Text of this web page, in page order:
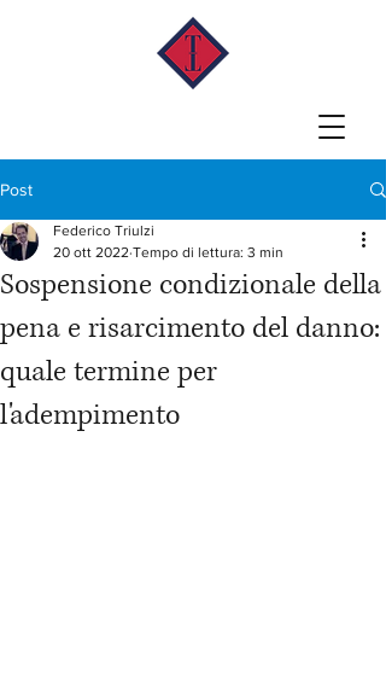
Post
Sospensione condizionale della
pena e risarcimento del danno:
quale termine per
l'adempimento
Federico Triulzi
20 ott 2022 Tempo di lettura: 3 min